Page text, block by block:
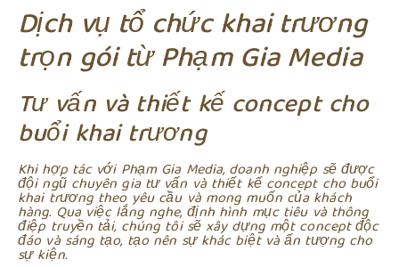
Dịch vụ tổ chức khai trương
trọn gói từ Phạm Gia Media
Tư vấn và thiết kế concept cho
buổi khai trương
Khi hợp tác với Phạm Gia Media, doanh nghiệp sẽ được
đội ngũ chuyên gia tư vấn và thiết kế concept cho buổi
khai trương theo yêu cầu và mong muốn của khách
hàng. Qua việc lắng nghe, định hình mục tiêu và thông
điệp truyền tải, chúng tôi sẽ xây dựng một concept độc
đáo và sáng tạo, tạo nên sự khác biệt và ấn tượng cho
sự kiện.